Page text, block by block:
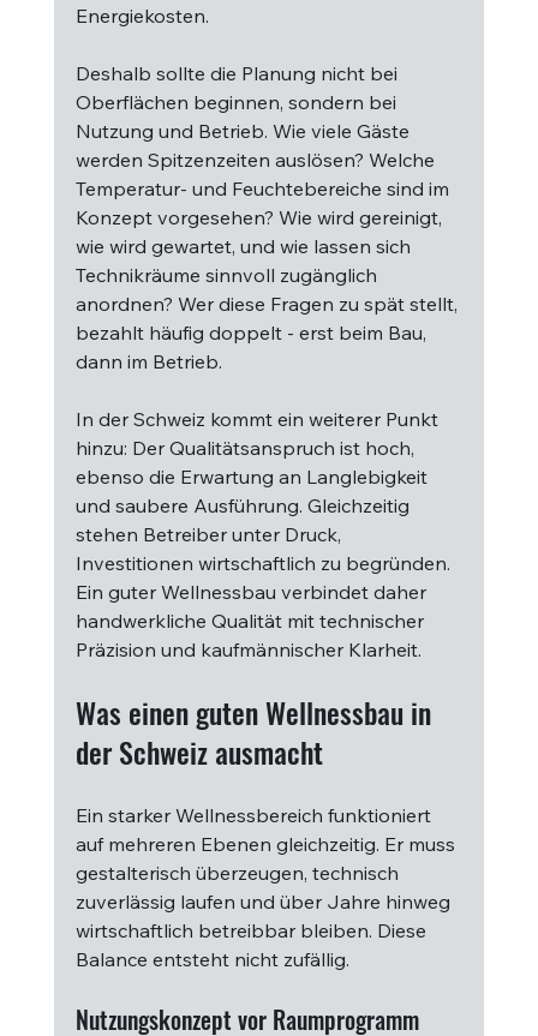
Energiekosten.
Deshalb sollte die Planung nicht bei
Oberflächen beginnen, sondern bei
Nutzung und Betrieb. Wie viele Gäste
werden Spitzenzeiten auslösen? Welche
Temperatur- und Feuchtebereiche sind im
Konzept vorgesehen? Wie wird gereinigt,
wie wird gewartet, und wie lassen sich
Technikräume sinnvoll zugänglich
anordnen? Wer diese Fragen zu spät stellt,
bezahlt häufig doppelt - erst beim Bau,
dann im Betrieb.
In der Schweiz kommt ein weiterer Punkt
hinzu: Der Qualitätsanspruch ist hoch,
ebenso die Erwartung an Langlebigkeit
und saubere Ausführung. Gleichzeitig
stehen Betreiber unter Druck,
Investitionen wirtschaftlich zu begründen.
Ein guter Wellnessbau verbindet daher
handwerkliche Qualität mit technischer
Präzision und kaufmännischer Klarheit.
Was einen guten Wellnessbau in
der Schweiz ausmacht
Ein starker Wellnessbereich funktioniert
auf mehreren Ebenen gleichzeitig. Er muss
gestalterisch überzeugen, technisch
zuverlässig laufen und über Jahre hinweg
wirtschaftlich betreibbar bleiben. Diese
Balance entsteht nicht zufällig.
Nutzungskonzept vor Raumprogramm